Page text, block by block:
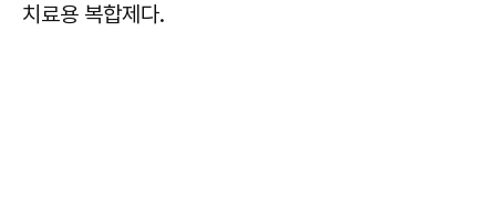
치료용 복합제다.